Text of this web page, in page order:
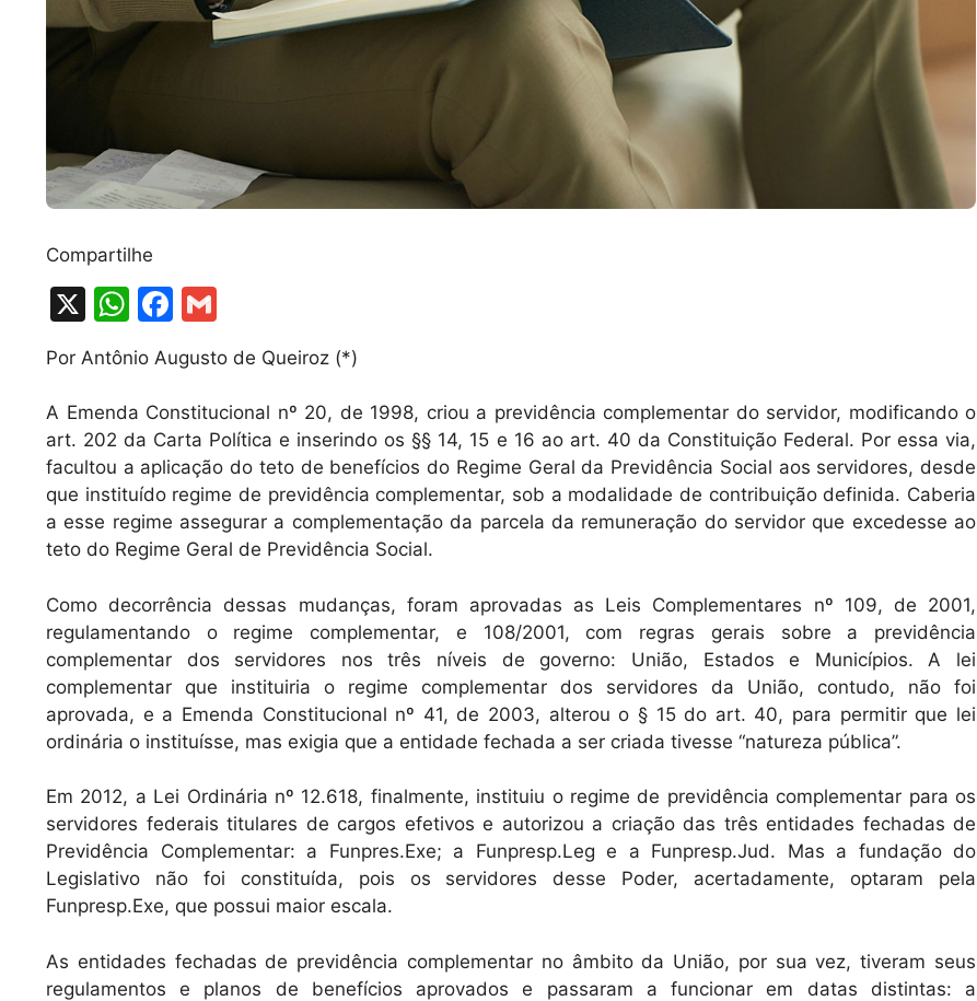
Compartilhe
X
W
h
at
s
A
p
p
F
c
e
b
o
o
k
m
ai
l
Por Antônio Augusto de Queiroz (*)
A Emenda Constitucional nº 20, de 1998, criou a previdência complementar do servidor, modificando o
art. 202 da Carta Política e inserindo os §§ 14, 15 e 16 ao art. 40 da Constituição Federal. Por essa via,
facultou a aplicação do teto de benefícios do Regime Geral da Previdência Social aos servidores, desde
que instituído regime de previdência complementar, sob a modalidade de contribuição definida. Caberia
a esse regime assegurar a complementação da parcela da remuneração do servidor que excedesse ao
teto do Regime Geral de Previdência Social.
Como decorrência dessas mudanças, foram aprovadas as Leis Complementares nº 109, de 2001,
regulamentando o regime complementar, e 108/2001, com regras gerais sobre a previdência
complementar dos servidores nos três níveis de governo: União, Estados e Municípios. A lei
complementar que instituiria o regime complementar dos servidores da União, contudo, não foi
aprovada, e a Emenda Constitucional nº 41, de 2003, alterou o § 15 do art. 40, para permitir que lei
ordinária o instituísse, mas exigia que a entidade fechada a ser criada tivesse “natureza pública”.
Em 2012, a Lei Ordinária nº 12.618, finalmente, instituiu o regime de previdência complementar para os
servidores federais titulares de cargos efetivos e autorizou a criação das três entidades fechadas de
Previdência Complementar: a Funpres.Exe; a Funpresp.Leg e a Funpresp.Jud. Mas a fundação do
Legislativo não foi constituída, pois os servidores desse Poder, acertadamente, optaram pela
Funpresp.Exe, que possui maior escala.
As entidades fechadas de previdência complementar no âmbito da União, por sua vez, tiveram seus
regulamentos e planos de benefícios aprovados e passaram a funcionar em datas distintas: a